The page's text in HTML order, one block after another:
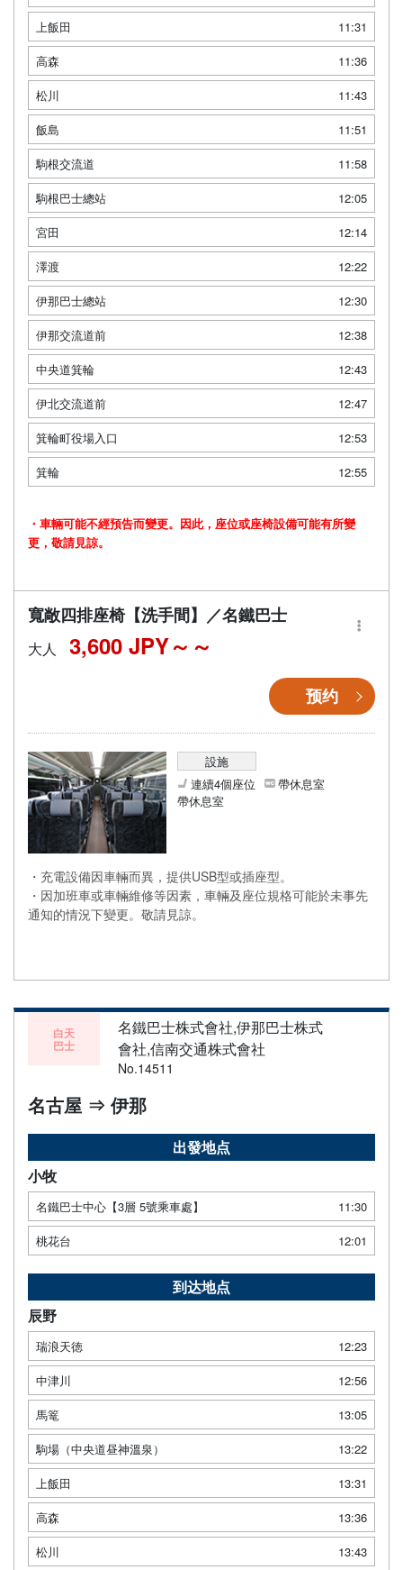
上飯田
11:31
高森
11:36
松川
11:43
飯島
11:51
駒根交流道
11:58
駒根巴士總站
12:05
宮田
12:14
澤渡
12:22
伊那巴士總站
12:30
伊那交流道前
12:38
中央道箕輪
12:43
伊北交流道前
12:47
箕輪町役場入口
12:53
箕輪
12:55
・車輛可能不經預告而變更。因此，座位或座椅設備可能有所變
更，敬請見諒。
寬敞四排座椅【洗手間】／名鐵巴士
大人 3,600 JPY～
预约
設施
連續4個座位
帶休息室
帶休息室
・充電設備因車輛而異，提供USB型或插座型。
・因加班車或車輛維修等因素，車輛及座位規格可能於未事先
通知的情況下變更。敬請見諒。
白天
巴士
名鐵巴士株式會社,伊那巴士株式
會社,信南交通株式會社
No.14511
名古屋 ⇒ 伊那
出發地点
小牧
名鐵巴士中心【3層 5號乘車處】
11:30
桃花台
12:01
到达地点
辰野
瑞浪天徳
12:23
中津川
12:56
馬篭
13:05
駒場（中央道昼神溫泉）
13:22
上飯田
13:31
高森
13:36
松川
13:43